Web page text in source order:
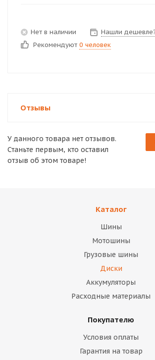
Нет в наличии
Нашли
Рекомендуют 0 человек
Отзывы
У данного товара нет отзывов.
Станьте первым, кто оставил
отзыв об этом товаре!
Каталог
Шины
Мотошины
Грузовые шины
Диски
Аккумуляторы
Расходные материалы
Покупателю
Условия оплаты
Гарантия на товар